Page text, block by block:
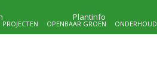
ONDERHOUD
OPENBAAR GROEN
PROJECTEN
Plantinfo